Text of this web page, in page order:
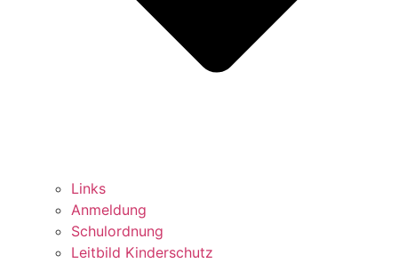
Links
Anmeldung
Schulordnung
Leitbild Kinderschutz